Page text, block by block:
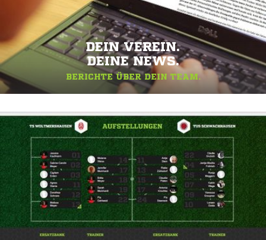
DEIN VEREIN.
DEINE NEWS.
BERICHTE ÜBER DEIN TEAM.